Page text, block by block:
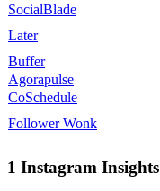
SocialBlade
Later
Buffer
Agorapulse
CoSchedule
Follower Wonk
1 Instagram Insights